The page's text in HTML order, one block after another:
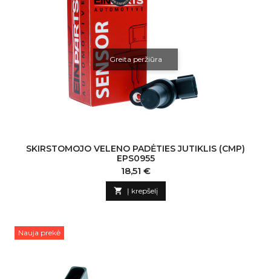
Greita peržiūra
SKIRSTOMOJO VELENO PADĖTIES JUTIKLIS (CMP)
EPS0955
Kaina
18,51 €
 Į krepšelį
Nauja prekė